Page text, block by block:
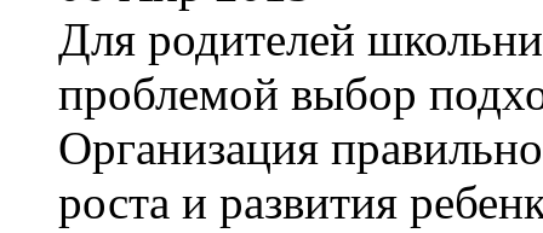
Для родителей
проблемой выбор
Организация
роста и развития